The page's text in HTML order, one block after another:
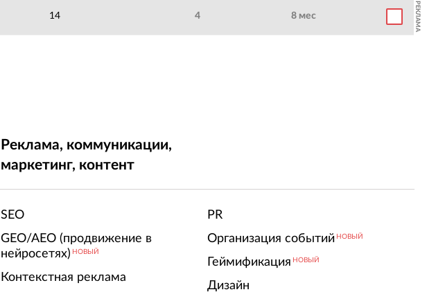
14 4 8 мес РЕКЛАМА
Реклама, коммуникации,
маркетинг, контент
SEO
GEO/AEO (продвижение в
нейросетях) НОВЫЙ
Контекстная реклама
PR
Организация событий НОВЫЙ
Геймификация НОВЫЙ
Дизайн